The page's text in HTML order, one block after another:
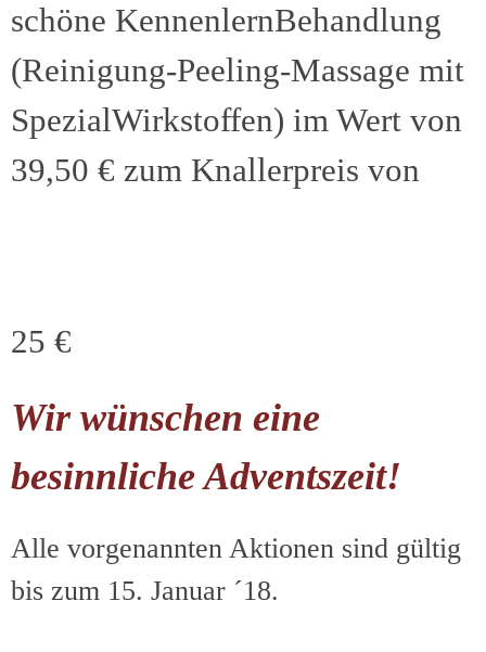
schöne KennenlernBehandlung
(Reinigung-Peeling-Massage mit
SpezialWirkstoffen) im Wert von
39,50 € zum Knallerpreis von
25 €
Wir wünschen eine
besinnliche Adventszeit!
Alle vorgenannten Aktionen sind gültig
bis zum 15. Januar ´18.